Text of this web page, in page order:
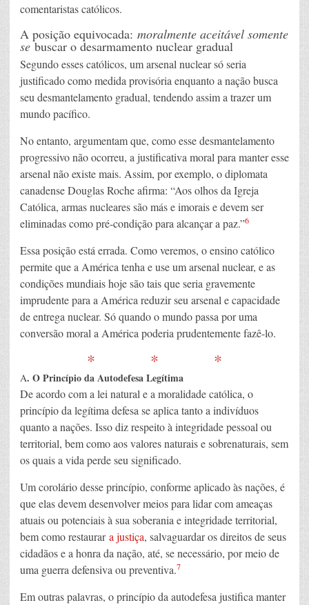
comentaristas católicos.
A posição equivocada: moralmente aceitável somente
sebuscar o desarmamento nuclear gradual
Segundo esses católicos, um arsenal nuclear só seria
justificado como medida provisória enquanto a nação busca
seu desmantelamento gradual, tendendo assim a trazer um
mundo pacífico.
No entanto, argumentam que, como esse desmantelamento
progressivo não ocorreu, a justificativa moral para manter esse
arsenal não existe mais. Assim, por exemplo, o diplomata
canadense Douglas Roche afirma: “Aos olhos da Igreja
Católica, armas nucleares são más e imorais e devem ser
eliminadas como pré-condição para alcançar a paz.”6
Essa posição está errada. Como veremos, o ensino católico
permite que a América tenha e use um arsenal nuclear, e as
condições mundiais hoje são tais que seria gravemente
imprudente para a América reduzir seu arsenal e capacidade
de entrega nuclear. Só quando o mundo passa por uma
conversão moral a América poderia prudentemente fazê-lo.
* * *
A. O Princípio da Autodefesa Legítima
De acordo com a lei natural e a moralidade católica, o
princípio da legítima defesa se aplica tanto a indivíduos
quanto a nações. Isso diz respeito à integridade pessoal ou
territorial, bem como aos valores naturais e sobrenaturais, sem
os quais a vida perde seu significado.
Um corolário desse princípio, conforme aplicado às nações, é
que elas devem desenvolver meios para lidar com ameaças
atuais ou potenciais à sua soberania e integridade territorial,
bem como restaurara justiça, salvaguardar os direitos de seus
cidadãos e a honra da nação, até, se necessário, por meio de
uma guerra defensiva ou preventiva.7
Em outras palavras, o princípio da autodefesa justifica manter